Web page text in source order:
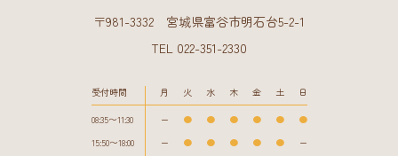
〒981-3332 宮城県富谷市明石台5-2-1
TEL 022-351-2330
受付時間 月 火 水 木 金 土 日
08:35〜11:30 ー ● ● ● ● ●
●
15:50〜18:00
ー ● ● ● ● ● ー